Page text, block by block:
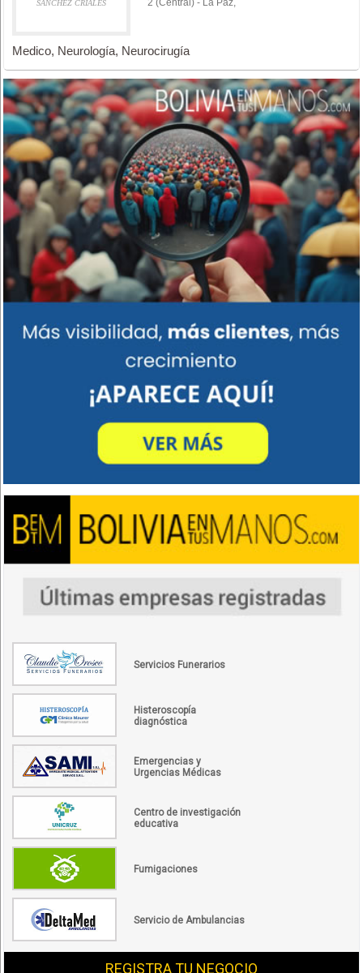
SANCHEZ CRIALES 2 (Central) - La Paz,
Medico, Neurología, Neurocirugía
Servicios Funerarios
Histeroscopía
diagnóstica
Emergencias y
Urgencias Médicas
Centro de investigación
educativa
Fumigaciones
Servicio de Ambulancias
REGISTRA TU NEGOCIO